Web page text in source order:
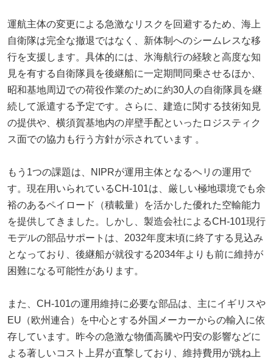
運航主体の変更による急激なリスクを回避するため、海上
自衛隊は完全な撤退ではなく、新体制へのシームレスな移
行を支援します。具体的には、氷海航行の経験と高度な知
見を有する自衛隊員を後継船に一定期間同乗させるほか、
昭和基地周辺での荷役作業のために約30人の自衛隊員を継
続して派遣する予定です。さらに、建造に関する技術知見
の提供や、横須賀基地内の岸壁手配といったロジスティク
ス面での協力も行う方針が示されています 。
もう1つの課題は、NIPRが運用主体となるヘリの運用で
す。現在用いられているCH-101は、厳しい極地環境でも余
裕のあるペイロード（積載量）を活かした優れた空輸能力
を提供してきました。しかし、製造会社によるCH-101現行
モデルの部品サポートは、2032年度末頃に終了する見込み
となっており、後継船が就役する2034年よりも前に維持が
困難になる可能性があります。
また、CH-101の運用維持に必要な部品は、主にイギリスや
EU（欧州連合）を中心とする外国メーカーからの輸入に依
存しています。昨今の急激な物価高騰や円安の影響などに
よる著しいコスト上昇が直撃しており、維持費用が跳ね上